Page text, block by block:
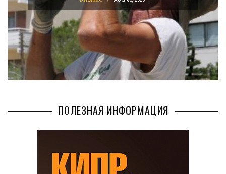
БИЗНЕС AUG 02, 2026
ПОЛЕЗНАЯ ИНФОРМАЦИЯ